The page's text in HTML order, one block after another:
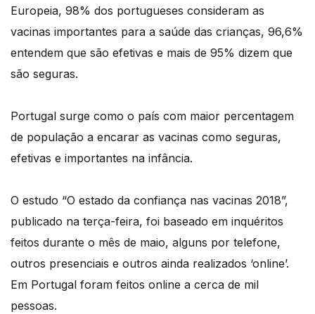
Europeia, 98% dos portugueses consideram as
vacinas importantes para a saúde das crianças, 96,6%
entendem que são efetivas e mais de 95% dizem que
são seguras.
Portugal surge como o país com maior percentagem
de população a encarar as vacinas como seguras,
efetivas e importantes na infância.
O estudo “O estado da confiança nas vacinas 2018”,
publicado na terça-feira, foi baseado em inquéritos
feitos durante o mês de maio, alguns por telefone,
outros presenciais e outros ainda realizados ‘online’.
Em Portugal foram feitos online a cerca de mil
pessoas.